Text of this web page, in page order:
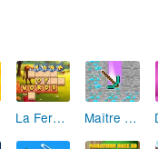
La Ferme des Mots - Cultivez votre Vocabulaire Maître de la Destruction: Fusion de Pioches